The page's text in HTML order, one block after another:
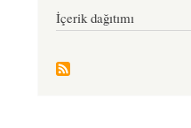
İçerik dağıtımı